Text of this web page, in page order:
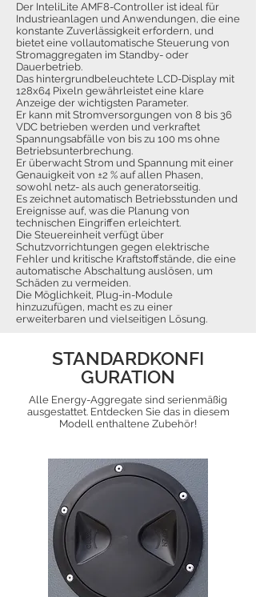
Der InteliLite AMF8-Controller ist ideal für
Industrieanlagen und Anwendungen, die eine
konstante Zuverlässigkeit erfordern, und
bietet eine vollautomatische Steuerung von
Stromaggregaten im Standby- oder
Dauerbetrieb.
Das hintergrundbeleuchtete LCD-Display mit
128x64 Pixeln gewährleistet eine klare
Anzeige der wichtigsten Parameter.
Er kann mit Stromversorgungen von 8 bis 36
VDC betrieben werden und verkraftet
Spannungsabfälle von bis zu 100 ms ohne
Betriebsunterbrechung.
Er überwacht Strom und Spannung mit einer
Genauigkeit von ±2 % auf allen Phasen,
sowohl netz- als auch generatorseitig.
Es zeichnet automatisch Betriebsstunden und
Ereignisse auf, was die Planung von
technischen Eingriffen erleichtert.
Die Steuereinheit verfügt über
Schutzvorrichtungen gegen elektrische
Fehler und kritische Kraftstoffstände, die eine
automatische Abschaltung auslösen, um
Schäden zu vermeiden.
Die Möglichkeit, Plug-in-Module
hinzuzufügen, macht es zu einer
erweiterbaren und vielseitigen Lösung.
STANDARDKONFI
GURATION
Alle Energy-Aggregate sind serienmäßig
ausgestattet. Entdecken Sie das in diesem
Modell enthaltene Zubehör!